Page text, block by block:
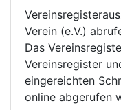
Verein (e.V.)
Das
Vereinsregister
eingereichten
online abgerufen